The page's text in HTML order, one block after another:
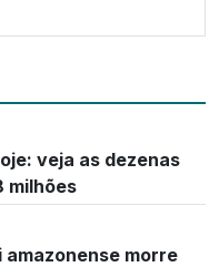
veja as dezenas
milhões
amazonense morre